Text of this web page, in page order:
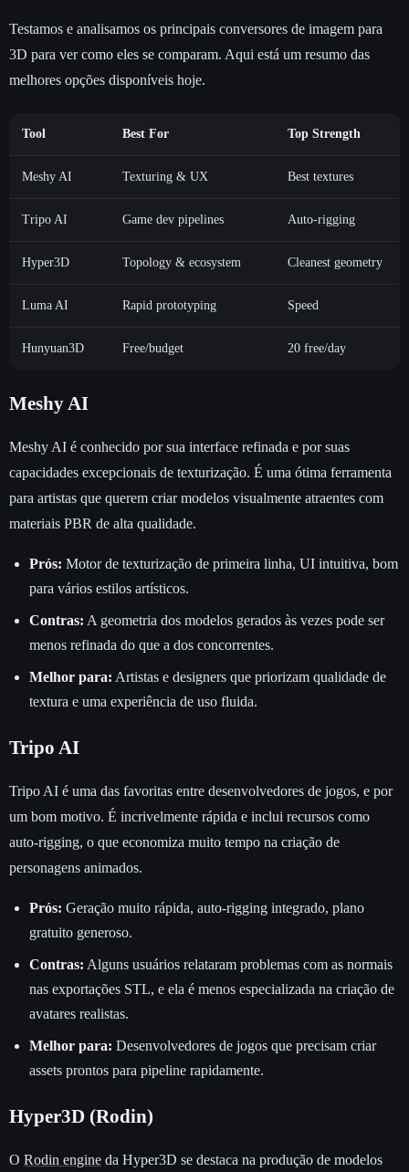
Testamos e analisamos os principais conversores de imagem para
3D para ver como eles se comparam. Aqui está um resumo das
melhores opções disponíveis hoje.
Tool Best For Top Strength
Meshy AI Texturing & UX Best textures
Tripo AI Game dev pipelines Auto-rigging
Hyper3D Topology & ecosystem Cleanest geometry
Luma AI Rapid prototyping Speed
Hunyuan3D Free/budget 20 free/day
Meshy AI
Meshy AI é conhecido por sua interface refinada e por suas
capacidades excepcionais de texturização. É uma ótima ferramenta
para artistas que querem criar modelos visualmente atraentes com
materiais PBR de alta qualidade.
Prós: Motor de texturização de primeira linha, UI intuitiva, bom
para vários estilos artísticos.
Contras: A geometria dos modelos gerados às vezes pode ser
menos refinada do que a dos concorrentes.
Melhor para: Artistas e designers que priorizam qualidade de
textura e uma experiência de uso fluida.
Tripo AI
Tripo AI é uma das favoritas entre desenvolvedores de jogos, e por
um bom motivo. É incrivelmente rápida e inclui recursos como
auto-rigging, o que economiza muito tempo na criação de
personagens animados.
Prós: Geração muito rápida, auto-rigging integrado, plano
gratuito generoso.
Contras: Alguns usuários relataram problemas com as normais
nas exportações STL, e ela é menos especializada na criação de
avatares realistas.
Melhor para: Desenvolvedores de jogos que precisam criar
assets prontos para pipeline rapidamente.
Hyper3D (Rodin)
O Rodin engine da Hyper3D se destaca na produção de modelos